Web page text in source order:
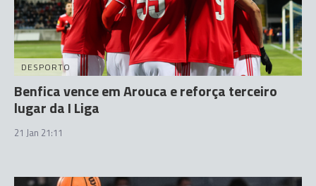
DESPORTO
Benfica vence em Arouca e reforça terceiro
lugar da I Liga
21 Jan 21:11